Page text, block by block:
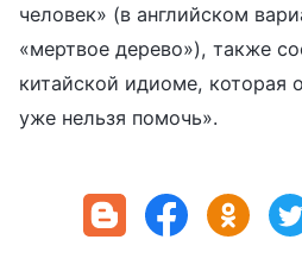
человек» (в английском
«мертвое дерево»), также
китайской идиоме, которая
уже нельзя помочь».